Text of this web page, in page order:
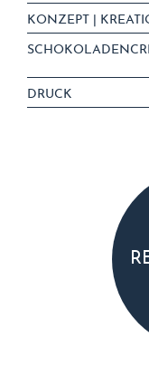
KONZEPT |
DRUCK